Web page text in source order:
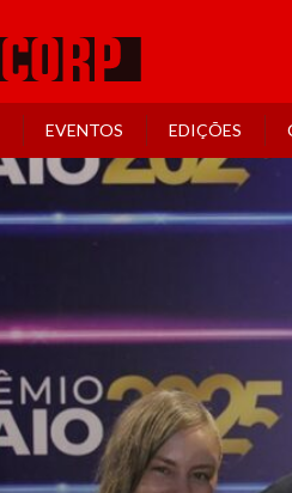
EVENTOS EDIÇÕES